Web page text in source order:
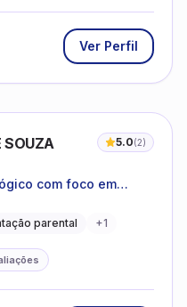
Ver Perfil
SOUZA 5.0(2)
com foco em
emocional e
parental +1